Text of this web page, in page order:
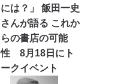
には？」 飯田一史
さんが語る これか
らの書店の可能
性 8月18日にト
ークイベント